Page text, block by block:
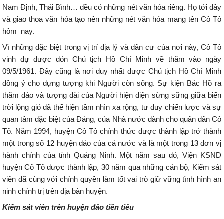
Nam Định, Thái Bình… đều có những nét văn hóa riêng. Họ tới đây
và giao thoa văn hóa tạo nên những nét văn hóa mang tên Cô Tô
hôm nay.
Vì những đặc biệt trong vị trí địa lý và dân cư của nơi này, Cô Tô
vinh dự được đón Chủ tịch Hồ Chí Minh về thăm vào ngày
09/5/1961. Đây cũng là nơi duy nhất được Chủ tịch Hồ Chí Minh
đồng ý cho dựng tượng khi Người còn sống. Sự kiện Bác Hồ ra
thăm đảo và tượng đài của Người hiện diện sừng sững giữa biển
trời lộng gió đã thể hiện tầm nhìn xa rộng, tư duy chiến lược và sự
quan tâm đặc biệt của Đảng, của Nhà nước dành cho quân dân Cô
Tô. Năm 1994, huyện Cô Tô chính thức được thành lập trở thành
một trong số 12 huyện đảo của cả nước và là một trong 13 đơn vị
hành chính của tỉnh Quảng Ninh. Một năm sau đó, Viện KSND
huyện Cô Tô được thành lập, 30 năm qua những cán bộ, Kiểm sát
viên đã cùng với chính quyền làm tốt vai trò giữ vững tình hình an
ninh chính trị trên địa bàn huyện.
Kiểm sát viên trên huyện đảo tiền tiêu